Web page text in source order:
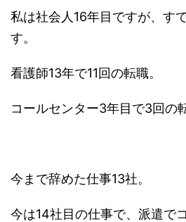
私は社会人16年目ですが、す
す。
看護師13年で11回の転職。
コールセンター3年目で3回の
今まで辞めた仕事13社。
今は14社目の仕事で、派遣で